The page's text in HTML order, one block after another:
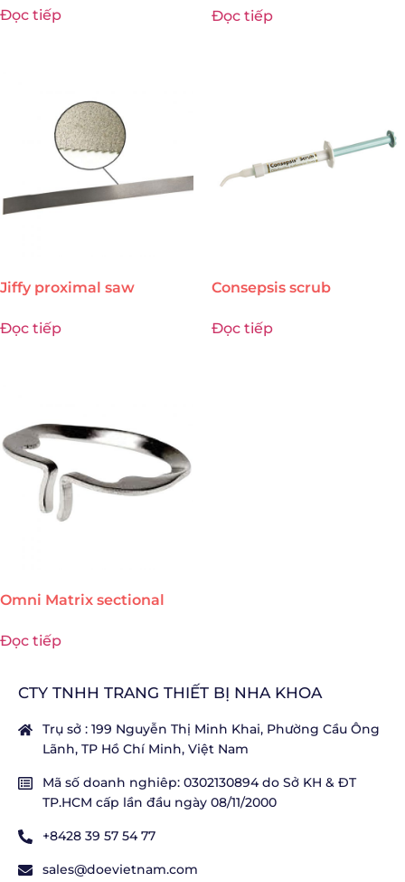
Đọc tiếp Đọc tiếp
Jiffy proximal saw
Đọc tiếp
Consepsis scrub
Đọc tiếp
Omni Matrix sectional
Đọc tiếp
CTY TNHH TRANG THIẾT BỊ NHA KHOA
Trụ sở : 199 Nguyễn Thị Minh Khai, Phường Cầu Ông
Lãnh, TP Hồ Chí Minh, Việt Nam
Mã số doanh nghiêp: 0302130894 do Sở KH & ĐT
TP.HCM cấp lần đầu ngày 08/11/2000
+8428 39 57 54 77
sales@doevietnam.com